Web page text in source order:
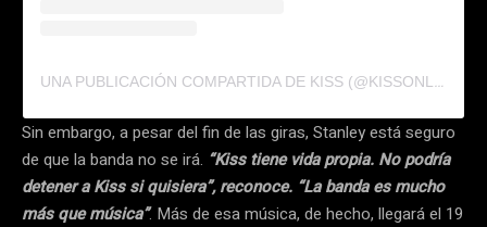
UNA PUBLICACIÓN COMPARTIDA DE KISS (@KISSONLINE)
Sin embargo, a pesar del fin de las giras, Stanley está seguro
de que la banda no se irá. “Kiss tiene vida propia. No podría
detener a Kiss si quisiera”, reconoce. “La banda es mucho
más que música”. Más de esa música, de hecho, llegará el 19